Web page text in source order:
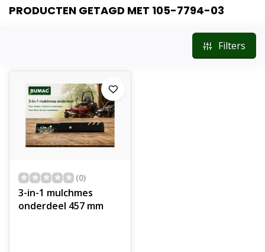
PRODUCTEN GETAGD MET 105-7794-03
Filters
(0)
3-in-1 mulchmes
onderdeel 457 mm